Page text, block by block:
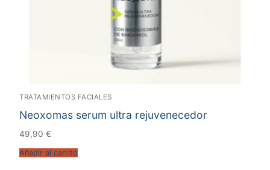
TRATAMIENTOS FACIALES
Neoxomas serum ultra rejuvenecedor
49,90 €
Añadir al carrito